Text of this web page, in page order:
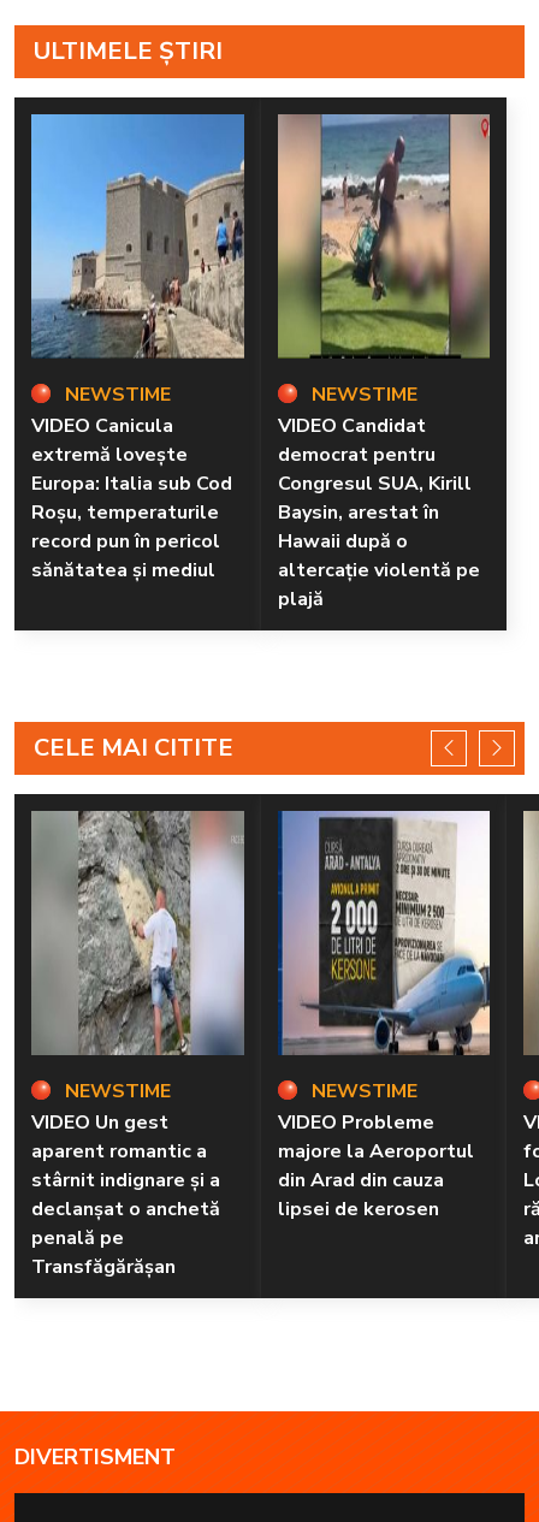
ULTIMELE ȘTIRI
NEWSTIME
VIDEO Canicula
extremă lovește
Europa: Italia sub Cod
Roșu, temperaturile
record pun în pericol
sănătatea și mediul
NEWSTIME
VIDEO Candidat
democrat pentru
Congresul SUA, Kirill
Baysin, arestat în
Hawaii după o
altercație violentă pe
plajă
CELE MAI CITITE
NEWSTIME
VIDEO Un gest
aparent romantic a
stârnit indignare și a
declanșat o anchetă
penală pe
Transfăgărășan
NEWSTIME
VIDEO Probleme
majore la Aeroportul
din Arad din cauza
lipsei de kerosen
DIVERTISMENT